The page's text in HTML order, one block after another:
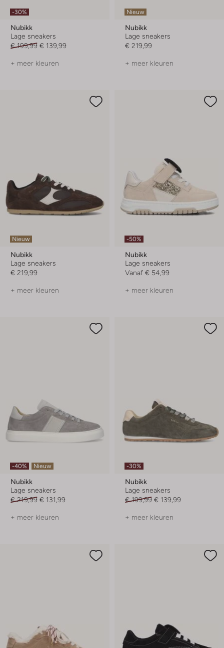
-30%
Nubikk
Lage sneakers
€ 199,99 € 139,99
+ meer kleuren
Nieuw
Nubikk
Lage sneakers
€ 219,99
+ meer kleuren
Nieuw
Nubikk
Lage sneakers
€ 219,99
+ meer kleuren
-50%
Nubikk
Lage sneakers
Vanaf € 54,99
+ meer kleuren
-40% Nieuw
Nubikk
Lage sneakers
€ 219,99 € 131,99
+ meer kleuren
-30%
Nubikk
Lage sneakers
€ 199,99 € 139,99
+ meer kleuren